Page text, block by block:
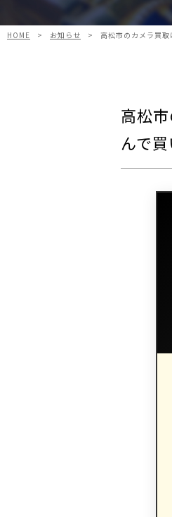
HOME > お知らせ > 高松市のカメラ買
高松
んで